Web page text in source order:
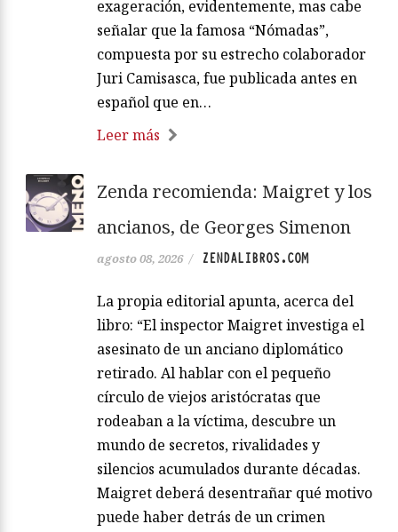
exageración, evidentemente, mas cabe
señalar que la famosa “Nómadas”,
compuesta por su estrecho colaborador
Juri Camisasca, fue publicada antes en
español que en…
Leer más
Zenda recomienda: Maigret y los
ancianos, de Georges Simenon
agosto 08, 2026 / ZENDALIBROS.COM
La propia editorial apunta, acerca del
libro: “El inspector Maigret investiga el
asesinato de un anciano diplomático
retirado. Al hablar con el pequeño
círculo de viejos aristócratas que
rodeaban a la víctima, descubre un
mundo de secretos, rivalidades y
silencios acumulados durante décadas.
Maigret deberá desentrañar qué motivo
puede haber detrás de un crimen